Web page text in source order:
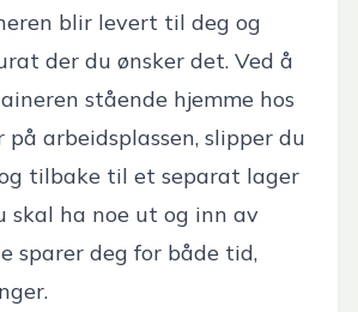
blir levert til deg og
der du ønsker det. Ved å
stående hjemme hos
på arbeidsplassen, slipper du
tilbake til et separat lager
skal ha noe ut og inn av
sparer deg for både tid,